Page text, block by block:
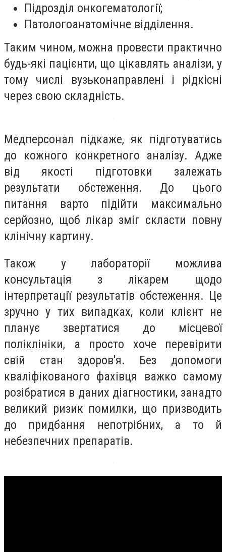
Підрозділ онкогематології;
Патологоанатомічне відділення.
Таким чином, можна провести практично
будь-які пацієнти, що цікавлять аналізи, у
тому числі вузьконаправлені і рідкісні
через свою складність.
Медперсонал підкаже, як підготуватись
до кожного конкретного аналізу. Адже
від якості підготовки залежать
результати обстеження. До цього
питання варто підійти максимально
серйозно, щоб лікар зміг скласти повну
клінічну картину.
Також у лабораторії можлива
консультація з лікарем щодо
інтерпретації результатів обстеження. Це
зручно у тих випадках, коли клієнт не
планує звертатися до місцевої
поліклініки, а просто хоче перевірити
свій стан здоров'я. Без допомоги
кваліфікованого фахівця важко самому
розібратися в даних діагностики, занадто
великий ризик помилки, що призводить
до придбання непотрібних, а то й
небезпечних препаратів.